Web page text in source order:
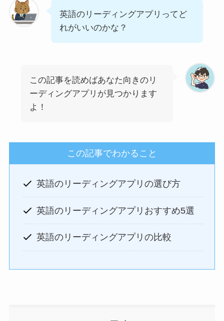
英語のリーディングアプリってど
れがいいのかな？
この記事を読めばあなた向きのリ
ーディングアプリが見つかります
よ！
この記事でわかること
英語のリーディングアプリの選び方
英語のリーディングアプリおすすめ5選
英語のリーディングアプリの比較